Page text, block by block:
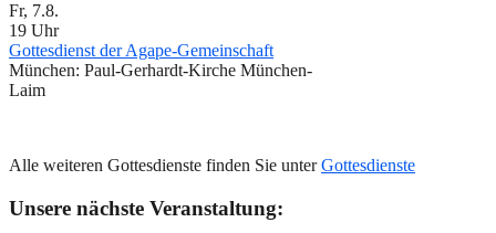
Fr, 7.8.
19 Uhr
Gottesdienst der Agape-Gemeinschaft
München: Paul-Gerhardt-Kirche München-
Laim
Alle weiteren Gottesdienste finden Sie unterGottesdienste
Unsere nächste Veranstaltung: